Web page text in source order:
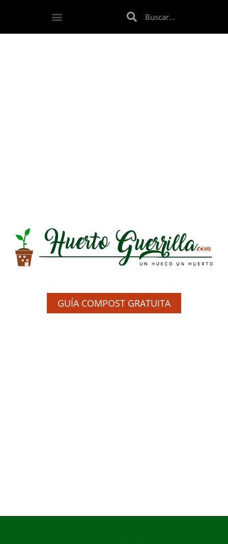
GUÍA COMPOST GRATUITA